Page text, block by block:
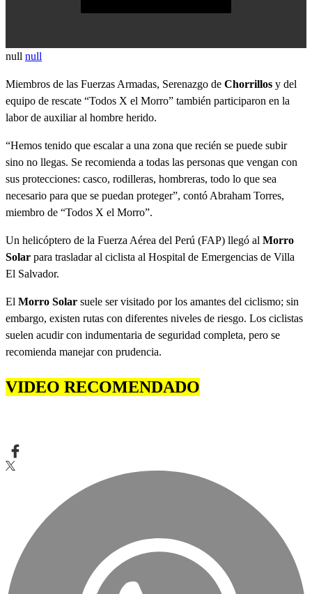
0
seconds
0
seconds
null null
Miembros de las Fuerzas Armadas, Serenazgo de Chorrillos y del
equipo de rescate “Todos X el Morro” también participaron en la
labor de auxiliar al hombre herido.
“Hemos tenido que escalar a una zona que recién se puede subir
sino no llegas. Se recomienda a todas las personas que vengan con
sus protecciones: casco, rodilleras, hombreras, todo lo que sea
necesario para que se puedan proteger”, contó Abraham Torres,
miembro de “Todos X el Morro”.
Un helicóptero de la Fuerza Aérea del Perú (FAP) llegó al Morro
Solar para trasladar al ciclista al Hospital de Emergencias de Villa
El Salvador.
El Morro Solar suele ser visitado por los amantes del ciclismo; sin
embargo, existen rutas con diferentes niveles de riesgo. Los ciclistas
suelen acudir con indumentaria de seguridad completa, pero se
recomienda manejar con prudencia.
VIDEO RECOMENDADO